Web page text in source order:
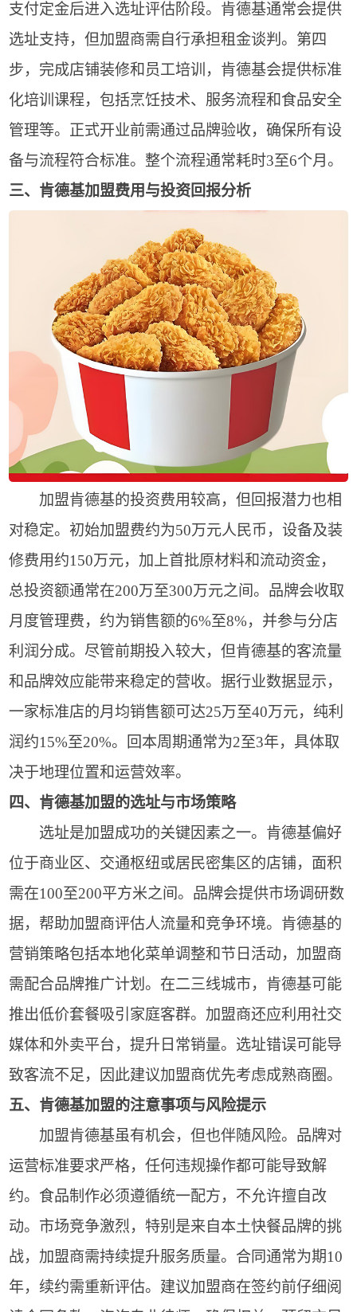
支付定金后进入选址评估阶段。肯德基通常会提供
选址支持，但加盟商需自行承担租金谈判。第四
步，完成店铺装修和员工培训，肯德基会提供标准
化培训课程，包括烹饪技术、服务流程和食品安全
管理等。正式开业前需通过品牌验收，确保所有设
备与流程符合标准。整个流程通常耗时3至6个月。
三、肯德基加盟费用与投资回报分析
加盟肯德基的投资费用较高，但回报潜力也相
对稳定。初始加盟费约为50万元人民币，设备及装
修费用约150万元，加上首批原材料和流动资金，
总投资额通常在200万至300万元之间。品牌会收取
月度管理费，约为销售额的6%至8%，并参与分店
利润分成。尽管前期投入较大，但肯德基的客流量
和品牌效应能带来稳定的营收。据行业数据显示，
一家标准店的月均销售额可达25万至40万元，纯利
润约15%至20%。回本周期通常为2至3年，具体取
决于地理位置和运营效率。
四、肯德基加盟的选址与市场策略
选址是加盟成功的关键因素之一。肯德基偏好
位于商业区、交通枢纽或居民密集区的店铺，面积
需在100至200平方米之间。品牌会提供市场调研数
据，帮助加盟商评估人流量和竞争环境。肯德基的
营销策略包括本地化菜单调整和节日活动，加盟商
需配合品牌推广计划。在二三线城市，肯德基可能
推出低价套餐吸引家庭客群。加盟商还应利用社交
媒体和外卖平台，提升日常销量。选址错误可能导
致客流不足，因此建议加盟商优先考虑成熟商圈。
五、肯德基加盟的注意事项与风险提示
加盟肯德基虽有机会，但也伴随风险。品牌对
运营标准要求严格，任何违规操作都可能导致解
约。食品制作必须遵循统一配方，不允许擅自改
动。市场竞争激烈，特别是来自本土快餐品牌的挑
战，加盟商需持续提升服务质量。合同通常为期10
年，续约需重新评估。建议加盟商在签约前仔细阅